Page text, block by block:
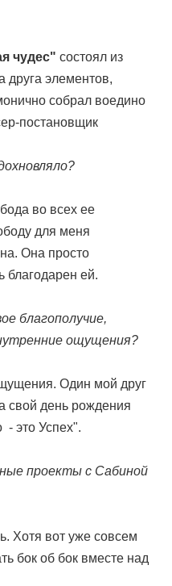
чудес" состоял из
друга элементов,
собрал воедино
постановщик
во всех ее
для меня
Она просто
благодарен ей.
благополучие,
ощущения?
Один мой друг
свой день рождения
- это Успех".
проекты с Сабиной
Хотя вот уже совсем
бок об бок вместе над